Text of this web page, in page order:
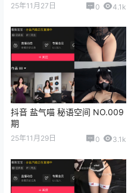
25年11月27日 0 4.1k
抖音 盐气喵 秘语空间 NO.009
期
25年11月29日 0 3.1k